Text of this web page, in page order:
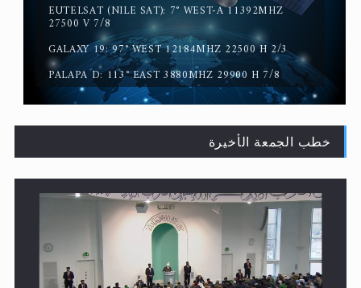
القرآن قاضٍ وحكمٌ على السنة ومهيمنٌ عليها.. ليس العكس
لا ناسخ ولا منسوخ في القرآن الكريم
EUTELSAT (NILE SAT): 7° WEST-A 11392MHZ
27500 V 7/8
GALAXY 19: 97° WEST 12184MHZ 22500 H 2/3
PALAPA D: 113° EAST 3880MHZ 29900 H 7/8
خطب الجمعة الأخيرة